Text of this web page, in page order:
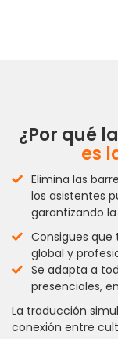
¿Por qué la
es
Elimina las
los asistentes
garantizando
Consigues
global y
Se adapta a
presenciales,
La traducción
conexión entre